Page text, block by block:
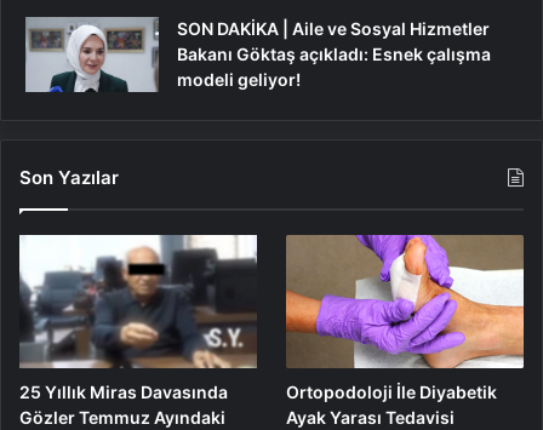
SON DAKİKA | Aile ve Sosyal Hizmetler
Bakanı Göktaş açıkladı: Esnek çalışma
modeli geliyor!
Son Yazılar
25 Yıllık Miras Davasında
Gözler Temmuz Ayındaki
Ortopodoloji İle Diyabetik
Ayak Yarası Tedavisi